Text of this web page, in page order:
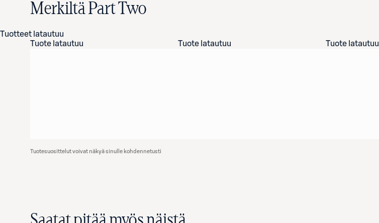
Merkiltä Part Two
Tuotteet latautuu
Tuote latautuu
Tuote latautuu Tuote latautuu
Tuotesuosittelut voivat näkyä sinulle kohdennetusti